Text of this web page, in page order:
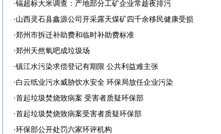
·镉超标大米调查：产地部分工矿企业常趁夜排污
·山西灵石县鑫源公司开采露天煤矿四千余移民健康受损
·郑州市拆迁补助费和临时补助费标准
·郑州天然氧吧成垃圾场
·镇江水污染求偿登记有期限 公共利益难主张
·白云纸业污水威胁饮水安全 环保局放任企业污染
·首起垃圾焚烧致病案 受害者质疑环保部
·首起垃圾焚烧致病案受害者质疑环保部
·环保部公开处罚六家环评机构